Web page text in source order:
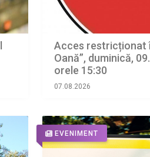
Acces restricționat
Oană”, duminică,
orele 15:30
07.08.2026
EVENIMENT